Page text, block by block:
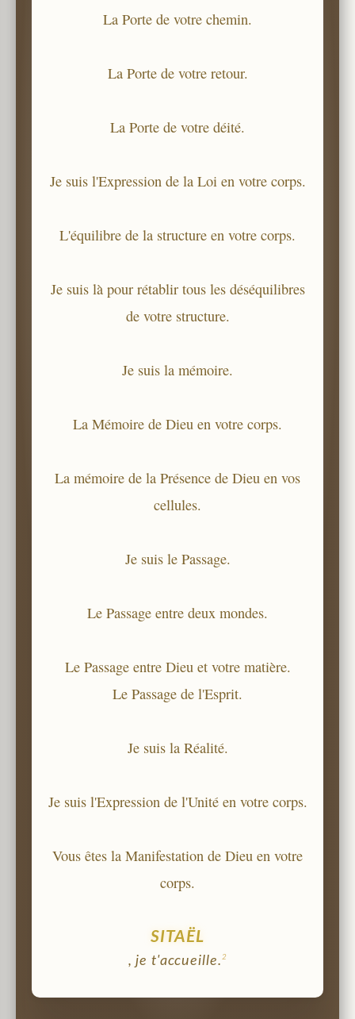
La Porte de votre chemin.
La Porte de votre retour.
La Porte de votre déité.
Je suis l'Expression de la Loi en votre corps.
L'équilibre de la structure en votre corps.
Je suis là pour rétablir tous les déséquilibres
de votre structure.
Je suis la mémoire.
La Mémoire de Dieu en votre corps.
La mémoire de la Présence de Dieu en vos
cellules.
Je suis le Passage.
Le Passage entre deux mondes.
Le Passage entre Dieu et votre matière.
Le Passage de l'Esprit.
Je suis la Réalité.
Je suis l'Expression de l'Unité en votre corps.
Vous êtes la Manifestation de Dieu en votre
corps.
SITAËL
, je t'accueille. 2